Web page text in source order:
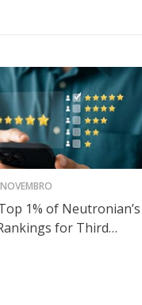
1% of Neutronian’s
for Third